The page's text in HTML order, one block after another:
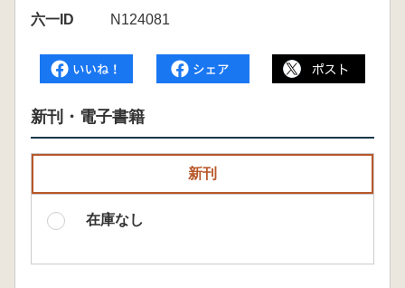
六一ID
N124081
新刊・電子書籍
新刊
在庫なし